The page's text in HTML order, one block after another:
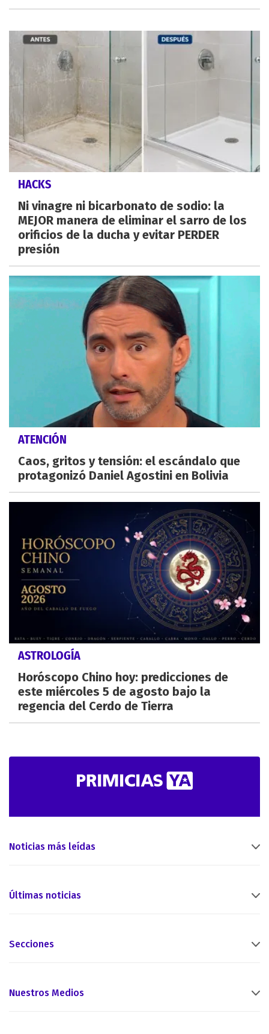
HACKS
Ni vinagre ni bicarbonato de sodio: la
MEJOR manera de eliminar el sarro de los
orificios de la ducha y evitar PERDER
presión
ATENCIÓN
Caos, gritos y tensión: el escándalo que
protagonizó Daniel Agostini en Bolivia
ASTROLOGÍA
Horóscopo Chino hoy: predicciones de
este miércoles 5 de agosto bajo la
regencia del Cerdo de Tierra
Noticias más leídas
Últimas noticias
Secciones
Nuestros Medios